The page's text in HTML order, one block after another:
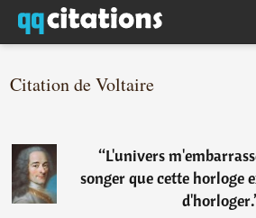
Citation de Voltaire
“L'univers
songer que cette horloge
d'horloger.